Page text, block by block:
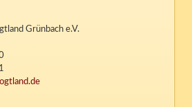
Grünbach e.V.